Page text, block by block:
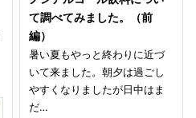
て調べてみました。（前
編）
暑い夏もやっと終わりに近づ
いて来ました。朝夕は過ごし
やすくなりましたが日中はま
だ…